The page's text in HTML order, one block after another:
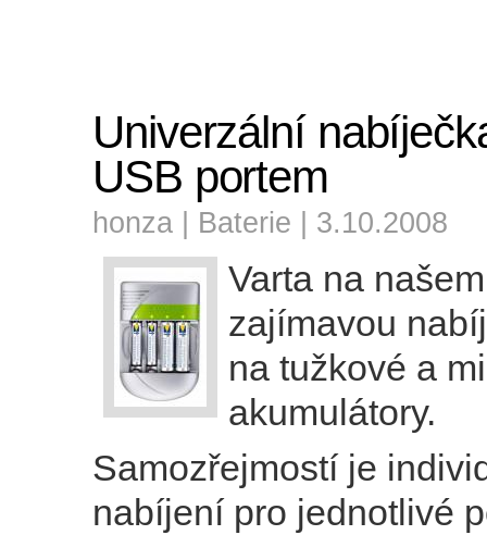
Univerzální
USB portem
honza | Baterie | 3.10.2008
Varta na
zajímavou
na tužkové a
akumulátory.
Samozřejmostí je
nabíjení pro jednotlivé